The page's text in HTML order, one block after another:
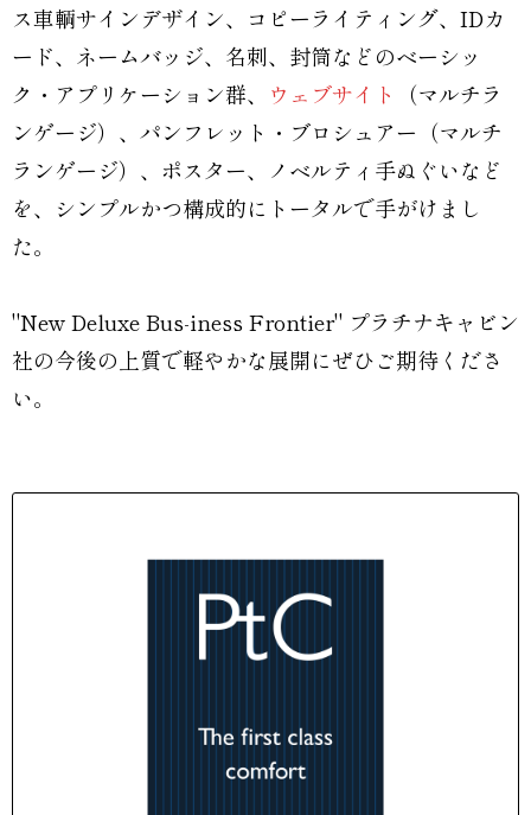
ス車輌サインデザイン、コピーライティング、IDカ
ード、ネームバッジ、名刺、封筒などのベーシッ
ク・アプリケーション群、
ウェブサイト
（マルチラ
ンゲージ）、パンフレット・ブロシュアー（マルチ
ランゲージ）、ポスター、ノベルティ手ぬぐいなど
を、シンプルかつ構成的にトータルで手がけまし
た。
"New Deluxe Bus-iness Frontier" プラチナキャビン
社の今後の上質で軽やかな展開にぜひご期待くださ
い。